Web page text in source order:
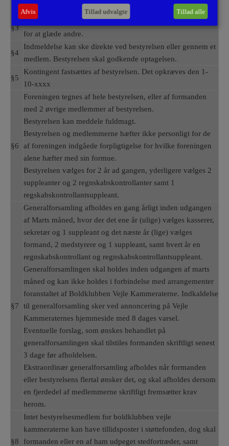
bestyrelsens skøn.
§3
Foreningens motto er: Vi betaler vort kontingent med glæde,
for at glæde andre.
§4
Indmeldelse kan ske direkte ved bestyrelsen eller gennem et
medlem. Bestyrelsen skal godkende optagelsen.
§5
Kontingent fastsættes af bestyrelsen. Det opkræves den 1-
10-xxxx
§6
Foreningen tegnes af hele bestyrelsen, eller af formanden
med 2 øvrige medlemmer af bestyrelsen.
Bestyrelsen kan meddele fuldmagt.
Bestyrelsen og medlemmerne hæfter ikke personligt for de
af foreningen indgåede forpligtigelse for hvilke foreningen
alene hæfter med sin formue.
Bestyrelsen vælges for 2 år ad gangen, yderligere vælges 2
suppleanter og 2 regnskabskontrollanter samt 1
regskabskontrollantsuppleant.
§7
Generalforsamling afholdes en gang årligt inden udgangen
af Marts måned, hvor der det ene år (ulige) vælges kasserer,
sekretær og 1 suppleant og det næste år (lige) vælges
formand, 2 medstyrere og 1 suppleant, samt hvert år en
regnskabskontrollant og regnskabskontrollantsuppleant.
Generalforsamlingen skal holdes inden udgangen af marts
måned og kan ikke holdes i forbindelse med arrangementer
foranstaltet af Boldklubben Vejle Kammeraterne. Indkaldelse
til generalforsamling sker ved annoncering på Vejle
Kammeraternes hjemmeside med 8 dages varsel.
Eventuelle forslag, som ønskes behandlet på
generalforsamlingen skal tilstiles formanden skriftligt senest
3 dage før afholdelsen.
Ekstraordinær generalforsamling afholdes når formanden
eller bestyrelsens flertal ønsker det, og skal afholdes dersom
en fjerdedel af medlemmerne skriftligt fremsætter krav
herom.
§8
Intet bestyrelsesmedlem for boldklubben vejle
kammeraterne kan have tillidsposter i støttefonden, dog skal
formanden eller en af ham udpeget stedfortræder, samt
Afvis Tillad udvalgte Tillad alle